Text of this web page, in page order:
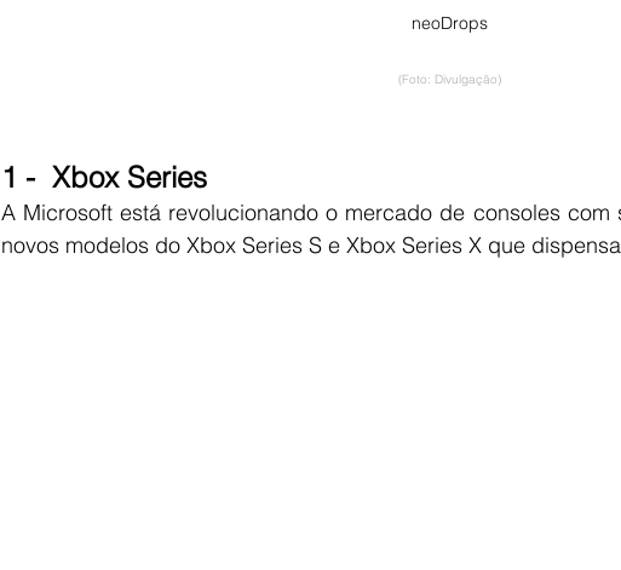
neoDrops
(Foto: Divulgação)
1 - Xbox Series
A Microsoft está revolucionando o mercado de consoles com
novos modelos do Xbox Series S e Xbox Series X que